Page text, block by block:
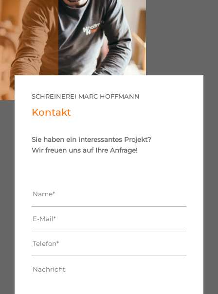
SCHREINEREI MARC HOFFMANN
Kontakt
Sie haben ein interessantes Projekt?
Wir freuen uns auf Ihre Anfrage!